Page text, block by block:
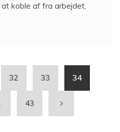
koble af fra arbejdet,
32 33 34
43